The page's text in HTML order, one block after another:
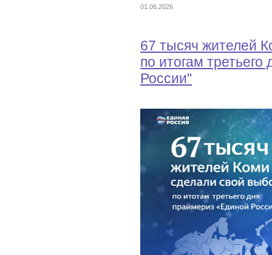
01.06.2026
67 тысяч жителей
по итогам
России"